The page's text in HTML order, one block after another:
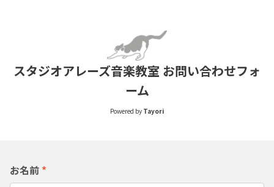
スタジオアレーズ音楽教室 お問い合わせフォ
ーム
Powered by Tayori
お名前 *